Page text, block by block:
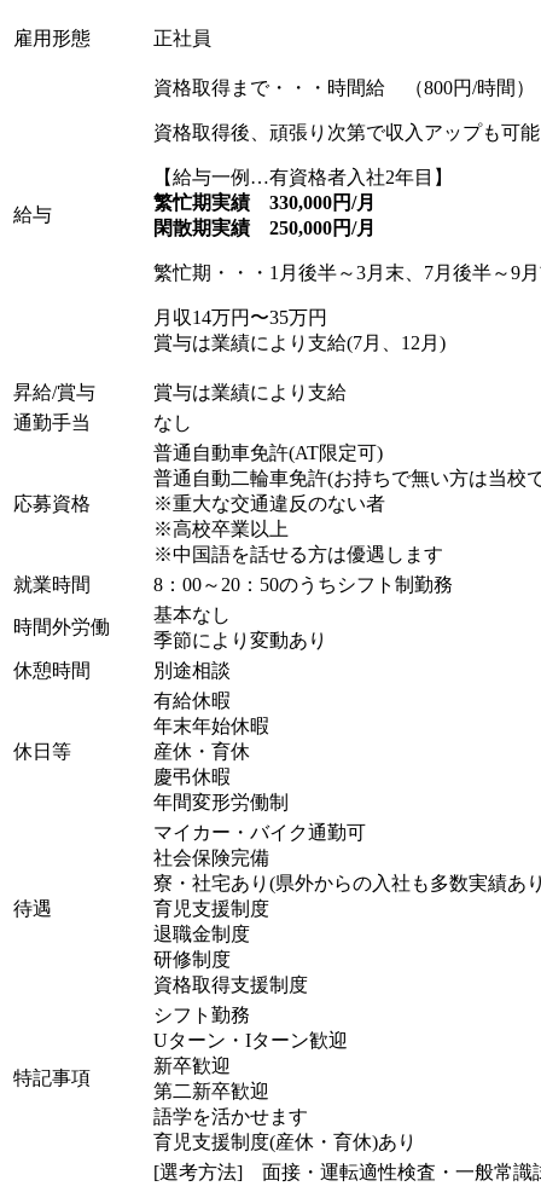
雇用形態 正社員
給与
資格取得まで・・・時間給 （800円/時間）
資格取得後、頑張り次第で収入アップも可
【給与一例…有資格者入社2年目】
繁忙期実績 330,000円/月
閑散期実績 250,000円/月
繁忙期・・・1月後半～3月末、7月後半～9
月収14万円〜35万円
賞与は業績により支給(7月、12月)
昇給/賞与
賞与は業績により支給
通勤手当
なし
応募資格
普通自動車免許(AT限定可)
普通自動二輪車免許(お持ちで無い方は当校
※重大な交通違反のない者
※高校卒業以上
※中国語を話せる方は優遇します
就業時間
8：00～20：50のうちシフト制勤務
時間外労働
基本なし
季節により変動あり
休憩時間
別途相談
休日等
有給休暇
年末年始休暇
産休・育休
慶弔休暇
年間変形労働制
待遇
マイカー・バイク通勤可
社会保険完備
寮・社宅あり(県外からの入社も多数実績
育児支援制度
退職金制度
研修制度
資格取得支援制度
特記事項
シフト勤務
Uターン・Iターン歓迎
新卒歓迎
第二新卒歓迎
語学を活かせます
育児支援制度(産休・育休)あり
[選考方法] 面接・運転適性検査・一般常識